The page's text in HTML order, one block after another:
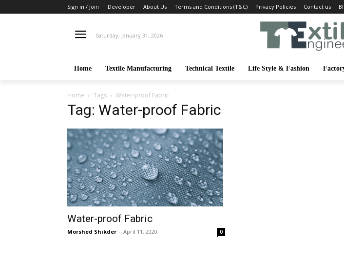
Sign in / Join Developer About Us Terms and Conditions (T&C) Privacy Policies Contact us
Saturday, January 31, 2026
Home Textile Manufacturing Technical Textile Life Style & Fashion
Home Tags Water-proof Fabric
Tag: Water-proof Fabric
Water-proof Fabric
Morshed Shikder - April 11, 2020 0